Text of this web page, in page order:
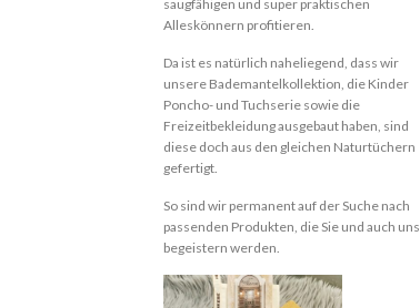
saugfähigen und super praktischen
Alleskönnern profitieren.
Da ist es natürlich naheliegend, dass wir
unsere Bademantelkollektion, die Kinder
Poncho- und Tuchserie sowie die
Freizeitbekleidung ausgebaut haben, sind
diese doch aus den gleichen Naturtüchern
gefertigt.
So sind wir permanent auf der Suche nach
passenden Produkten, die Sie und auch uns
begeistern werden.